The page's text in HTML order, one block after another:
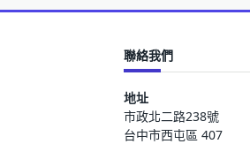
聯絡我們
地址
市政北二路238號
台中市西屯區 407